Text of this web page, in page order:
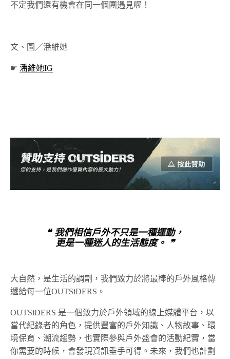
不定我們還有機會在同一個團遇見喔！
文、圖／潘維她
☛潘維她IG
❝ 我們相信戶外不只是一種運動，
更是一種迷人的生活態度。 ❞
大自然，是生活的調劑，我們致力於將最棒的戶外風格傳
遞給每一位OUTSiDERS。
OUTSiDERS 是一個致力於戶外領域的線上媒體平台，以
當代紀錄者的角色，提供豐富的戶外知識、人物故事、環
境保育、潮流趨勢，也實際參與戶外盛會的活動紀實，當
你需要的時候，會發現資訊垂手可得。未來，我們也計劃